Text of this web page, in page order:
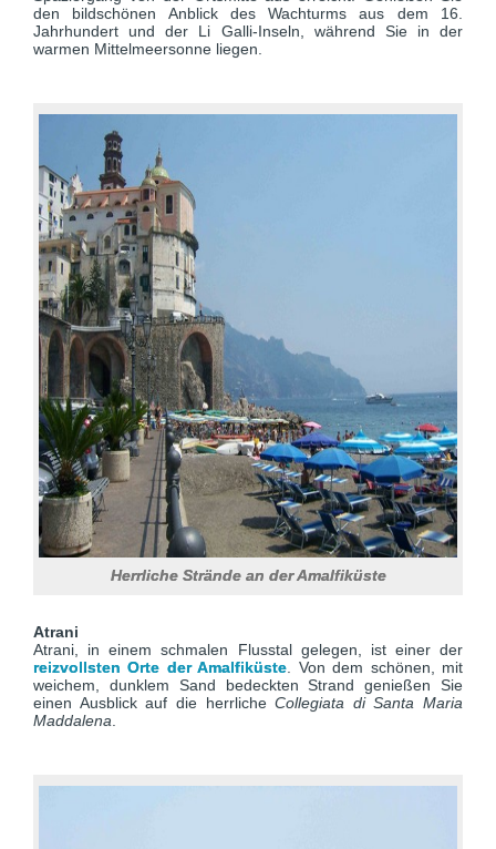
den bildschönen Anblick des Wachturms aus dem 16.
Jahrhundert und der Li Galli-Inseln, während Sie in der
warmen Mittelmeersonne liegen.
Herrliche Strände an der Amalfiküste
Atrani
Atrani, in einem schmalen Flusstal gelegen, ist einer der
reizvollsten Orte der Amalfiküste . Von dem schönen, mit
weichem, dunklem Sand bedeckten Strand genießen Sie
einen Ausblick auf die herrlicheCollegiata di Santa Maria
Maddalena